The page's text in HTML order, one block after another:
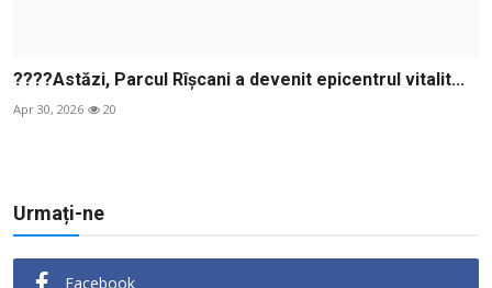
????Astăzi, Parcul Rîșcani a devenit epicentrul vitalit...
Apr 30, 2026 20
Urmați-ne
Facebook